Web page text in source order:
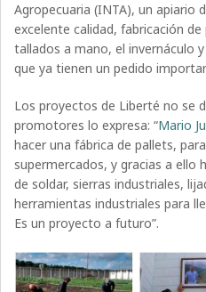
Agropecuaria (INTA), un apiario
excelente calidad, fabricación
tallados a mano, el invernáculo
que ya tienen un pedido
Los proyectos de Liberté no se
promotores lo expresa: “Mario
hacer una fábrica de pallets,
supermercados, y gracias a ello
de soldar, sierras industriales,
herramientas industriales para
Es un proyecto a futuro”.